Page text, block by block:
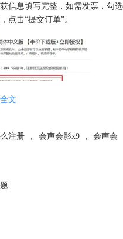
信息填写完整，如需发票，勾选
点击“提交订单”。
式将会声会影序列号发送至用户
文
注册 ， 会声会影x9 ，
会声会